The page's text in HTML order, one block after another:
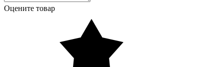
Оцените товар